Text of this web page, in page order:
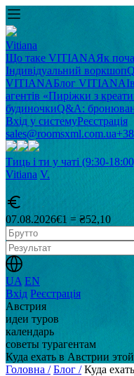
Vitiana
Що таке VITIANAЯк
Індивідуальний воркшоп
VITIANAБлог VITIANA
агентів «Пиріжки з
будиночкиQ&A:
Вхід у системуРеєстрація
sales@roomsxml.com.ua
Тиць і ти у чаті (9:30-
Vitiana V.
07.08.2026€1 = ₴52,10
UA EN
Вхід Реєстрація
Австрия
идеи туров
календарь
советы турагентам
Куда ехать в Австрии
Головна / Блог / Куда